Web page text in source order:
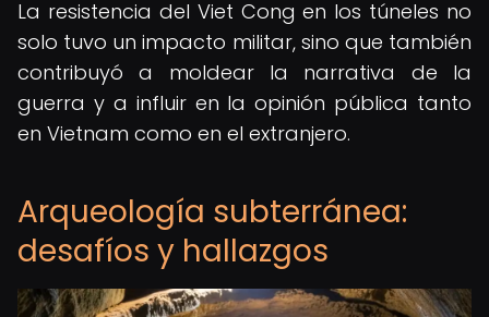
La resistencia del Viet Cong en los túneles no
solo tuvo un impacto militar, sino que también
contribuyó a moldear la narrativa de la
guerra y a influir en la opinión pública tanto
en Vietnam como en el extranjero.
Arqueología subterránea:
desafíos y hallazgos